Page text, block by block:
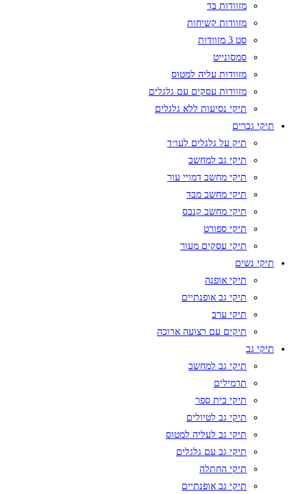
מזוודות בד
מזוודות קשיחות
סט 3 מזוודות
סמסונייט
מזוודות עליה למטוס
מזוודות עסקים עם גלגלים
תיקי נסיעות ללא גלגלים
תיקי גברים
תיק על גלגלים לעו״ד
תיקי גב למחשב
תיקי מחשב דמויי עור
תיקי מחשב מבד
תיקי מחשב קנבס
תיקי ספורט
תיקי עסקים מעור
תיקי נשים
תיקי אופנה
תיקי גב אופנתיים
תיקי ערב
תיקים עם רצועה ארוכה
תיקי גב
תיקי גב למחשב
תרמילים
תיקי בית ספר
תיקי גב לטיולים
תיקי גב לעליה למטוס
תיקי גב עם גלגלים
תיקי החתלה
תיקי גב אופנתיים